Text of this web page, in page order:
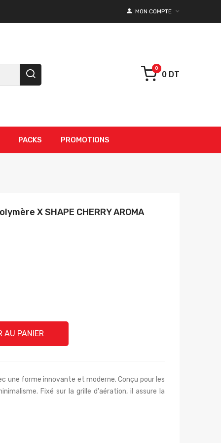
MON COMPTE
0 DT
PACKS PROMOTIONS
X SHAPE CHERRY AROMA
AU PANIER
une forme innovante et moderne. Conçu pour les
Fixé sur la grille d'aération, il assure la